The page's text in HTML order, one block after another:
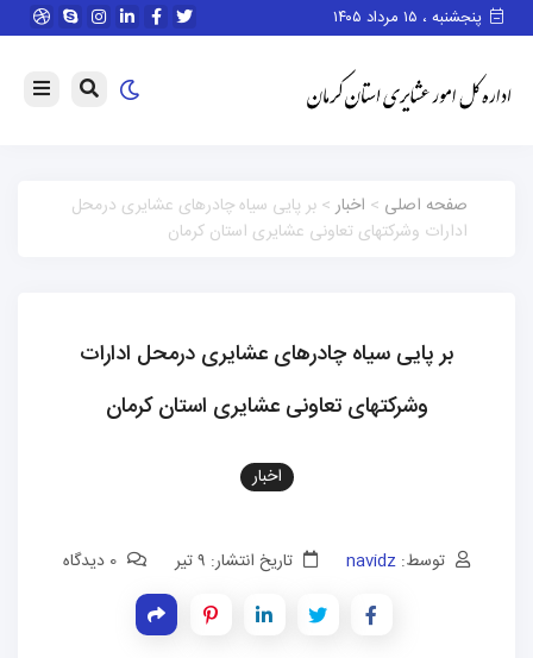
پنجشنبه ، ۱۵ مرداد ۱۴۰۵
صفحه اصلی > اخبار> بر پایی سیاه چادرهای عشایری درمحل
ادارات وشرکتهای تعاونی عشایری استان کرمان
بر پایی سیاه چادرهای عشایری درمحل ادارات
وشرکتهای تعاونی عشایری استان کرمان
اخبار
توسط: navidz تاریخ انتشار: ۹ تیر